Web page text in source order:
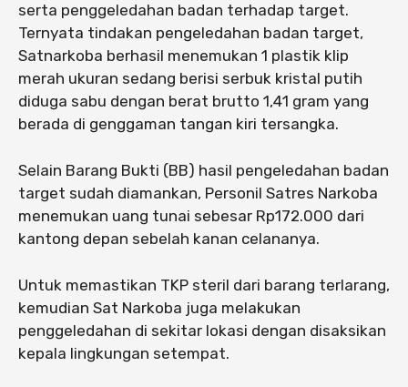
serta penggeledahan badan terhadap target.
Ternyata tindakan pengeledahan badan target,
Satnarkoba berhasil menemukan 1 plastik klip
merah ukuran sedang berisi serbuk kristal putih
diduga sabu dengan berat brutto 1,41 gram yang
berada di genggaman tangan kiri tersangka.
Selain Barang Bukti (BB) hasil pengeledahan badan
target sudah diamankan, Personil Satres Narkoba
menemukan uang tunai sebesar Rp172.000 dari
kantong depan sebelah kanan celananya.
Untuk memastikan TKP steril dari barang terlarang,
kemudian Sat Narkoba juga melakukan
penggeledahan di sekitar lokasi dengan disaksikan
kepala lingkungan setempat.